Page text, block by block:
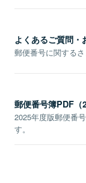
よくあるご質問・
郵便番号に関する
郵便番号簿PDF（
2025年度版郵便番
す。